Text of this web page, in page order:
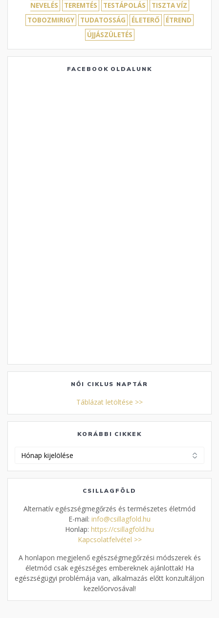
NEVELÉS
TEREMTÉS TESTÁPOLÁS
TISZTA VÍZ
TOBOZMIRIGY
TUDATOSSÁG ÉLETERŐ
ÉTREND
ÚJJÁSZÜLETÉS
FACEBOOK OLDALUNK
NŐI CIKLUS NAPTÁR
Táblázat letöltése >>
KORÁBBI CIKKEK
CSILLAGFÖLD
Alternatív egészségmegőrzés és természetes életmód
E-mail: info@csillagfold.hu
Honlap: https://csillagfold.hu
Kapcsolatfelvétel >>
A honlapon megjelenő egészségmegőrzési módszerek és
életmód csak egészséges embereknek ajánlottak! Ha
egészségügyi problémája van, alkalmazás előtt konzultáljon
kezelőorvosával!